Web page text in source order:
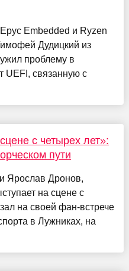
Embedded и Ryzen
Дудицкий из
проблему в
UEFI, связанную с
с четырех лет»:
пути
Ярослав Дронов,
на сцене с
на своей фан-встрече
в Лужниках, на